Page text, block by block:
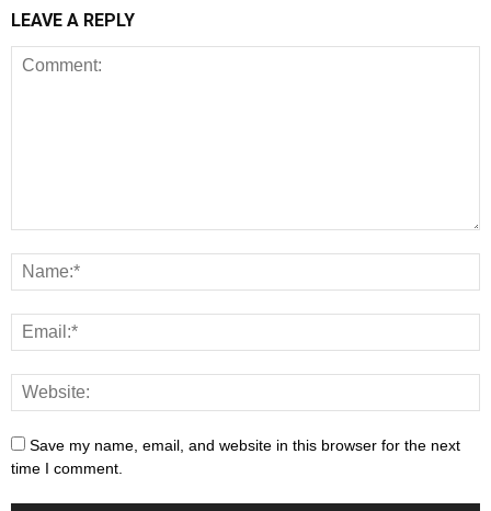
LEAVE A REPLY
Save my name, email, and website in this browser for the next
time I comment.